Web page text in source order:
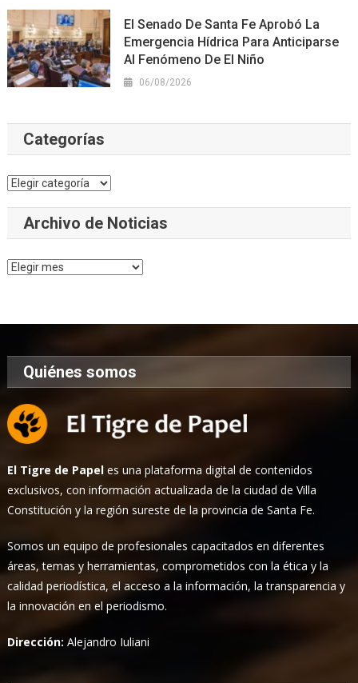
El Senado De Santa Fe Aprobó La
Emergencia Hídrica Para Anticiparse
Al Fenómeno De El Niño
06/08/2026
Categorías
Categorías
Archivo de Noticias
Archivo
Quiénes somos
El Tigre de Papel es una plataforma digital de contenidos
exclusivos, con información actualizada de la ciudad de Villa
Constitución y la región sureste de la provincia de Santa Fe.
Somos un equipo de profesionales capacitados en diferentes
áreas, temas y herramientas, comprometidos con la ética y la
calidad periodística, el acceso a la información, la transparencia y
la innovación en el periodismo.
Dirección:Alejandro Iuliani